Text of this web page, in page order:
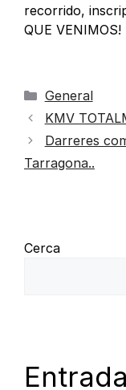
recorrido,
QUE VENIMOS!
General
KMV
Darreres
Tarragona..
Cerca